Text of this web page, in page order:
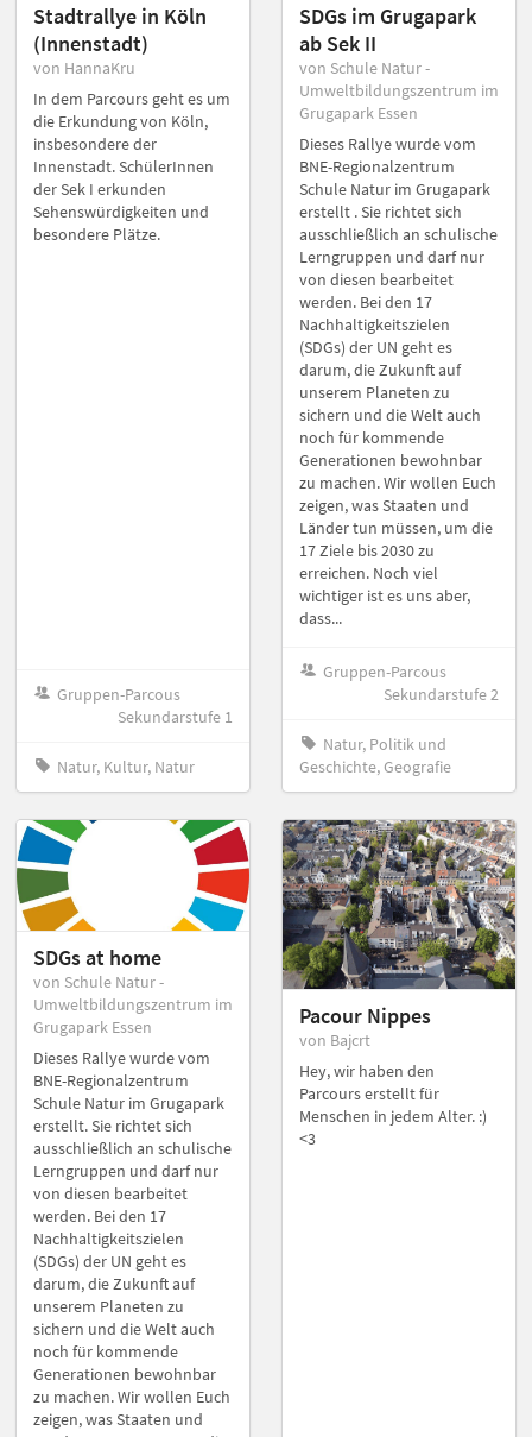
Stadtrallye in Köln
(Innenstadt)
von HannaKru
In dem Parcours geht es um
die Erkundung von Köln,
insbesondere der
Innenstadt. SchülerInnen
der Sek I erkunden
Sehenswürdigkeiten und
besondere Plätze.
Gruppen-Parcous
Sekundarstufe 1
Natur, Kultur, Natur
SDGs im Grugapark
ab Sek II
von Schule Natur -
Umweltbildungszentrum im
Grugapark Essen
Dieses Rallye wurde vom
BNE-Regionalzentrum
Schule Natur im Grugapark
erstellt . Sie richtet sich
ausschließlich an schulische
Lerngruppen und darf nur
von diesen bearbeitet
werden. Bei den 17
Nachhaltigkeitszielen
(SDGs) der UN geht es
darum, die Zukunft auf
unserem Planeten zu
sichern und die Welt auch
noch für kommende
Generationen bewohnbar
zu machen. Wir wollen Euch
zeigen, was Staaten und
Länder tun müssen, um die
17 Ziele bis 2030 zu
erreichen. Noch viel
wichtiger ist es uns aber,
dass...
Gruppen-Parcous
Sekundarstufe 2
Natur, Politik und
Geschichte, Geografie
SDGs at home
von Schule Natur -
Umweltbildungszentrum im
Grugapark Essen
Dieses Rallye wurde vom
BNE-Regionalzentrum
Schule Natur im Grugapark
erstellt. Sie richtet sich
ausschließlich an schulische
Lerngruppen und darf nur
von diesen bearbeitet
werden. Bei den 17
Nachhaltigkeitszielen
(SDGs) der UN geht es
darum, die Zukunft auf
unserem Planeten zu
sichern und die Welt auch
noch für kommende
Generationen bewohnbar
zu machen. Wir wollen Euch
zeigen, was Staaten und
Pacour Nippes
von Bajcrt
Hey, wir haben den
Parcours erstellt für
Menschen in jedem Alter. :)
<3